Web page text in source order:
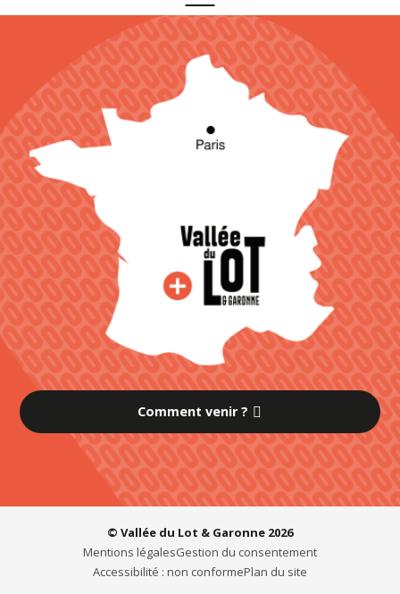
Comment venir ?
© Vallée du Lot & Garonne 2026
Mentions légalesGestion du consentement
Accessibilité : non conformePlan du site